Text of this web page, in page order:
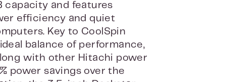
capacity and features
efficiency and quiet
Key to CoolSpin
balance of performance,
with other Hitachi power
power savings over the